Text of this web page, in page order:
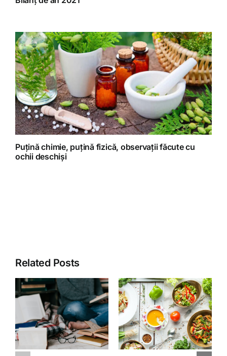
Puțină chimie, puțină fizică, observații făcute cu
ochii deschiși
Related Posts